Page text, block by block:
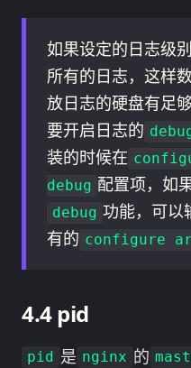
如果设定的日志级
所有的日志，这样
放日志的硬盘有足
要开启日志的
装的时候在
debug 配置项，如
debug 功能，可以
有的 configure
pid
pid 是 nginx 的